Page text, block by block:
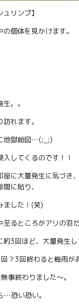
リンプ】
個体を見かけます。
。。
れます。
地獄絵図…(;_;)
してくるのです！！
座に大量発生に気づき
に貼り、
ました！(笑)
至るところがアリの羽
3回ほど、大量発生し
？3回終わると梅雨が
事終わりました～。
…恐い恐い。